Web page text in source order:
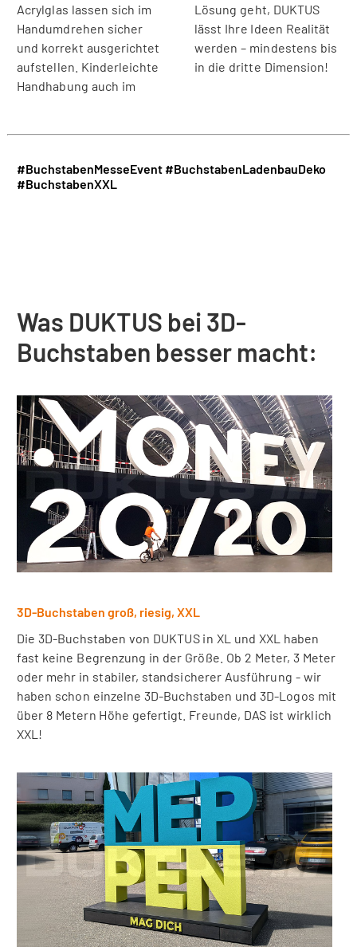
Acrylglas lassen sich im
Handumdrehen sicher
und korrekt ausgerichtet
aufstellen. Kinderleichte
Handhabung auch im
Lösung geht, DUKTUS
lässt Ihre Ideen Realität
werden – mindestens bis
in die dritte Dimension!
#BuchstabenMesseEvent#BuchstabenLadenbauDeko
#BuchstabenXXL
Was DUKTUS bei 3D-
Buchstaben besser macht:
3D-Buchstaben groß, riesig, XXL
Die 3D-Buchstaben von DUKTUS in XL und XXL haben
fast keine Begrenzung in der Größe. Ob 2 Meter, 3 Meter
oder mehr in stabiler, standsicherer Ausführung - wir
haben schon einzelne 3D-Buchstaben und 3D-Logos mit
über 8 Metern Höhe gefertigt. Freunde, DAS ist wirklich
XXL!